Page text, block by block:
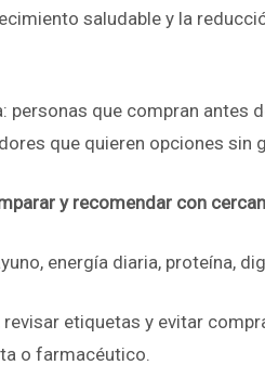
saludable y la
que compran
que quieren opciones sin
y recomendar con
energía diaria, proteína,
etiquetas y evitar
o farmacéutico.